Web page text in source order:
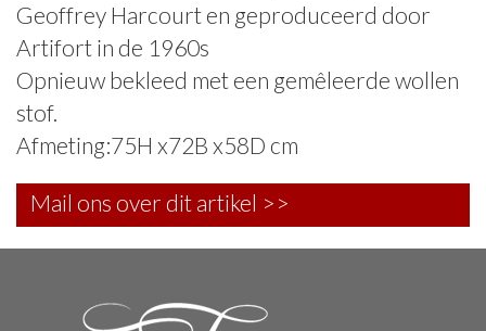
Geoffrey Harcourt en geproduceerd door
Artifort in de 1960s
Opnieuw bekleed met een gemêleerde wollen
stof.
Afmeting:75H x72B x58D cm
Mail ons over dit artikel >>